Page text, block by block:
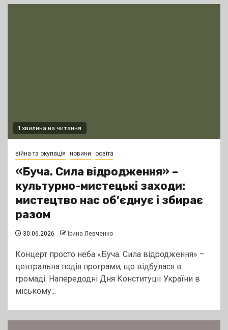
1 хвилина на читання
війна та окупація новини освіта
«Буча. Сила відродження» –
культурно-мистецькі заходи:
мистецтво нас об’єднує і збирає
разом
30.06.2026 Ірина Левченко
Концерт просто неба «Буча. Сила відродження» –
центральна подія програми, що відбулася в
громаді. Напередодні Дня Конституції України в
міському...